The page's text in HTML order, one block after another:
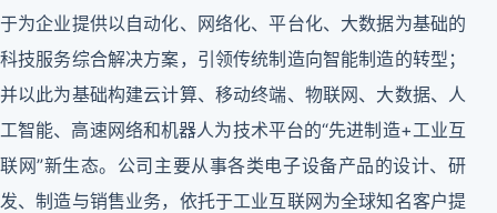
于为企业提供以自动化、网络化、平台化、大数据为基础的
科技服务综合解决方案，引领传统制造向智能制造的转型；
并以此为基础构建云计算、移动终端、物联网、大数据、人
工智能、高速网络和机器人为技术平台的“先进制造+工业互
联网”新生态。公司主要从事各类电子设备产品的设计、研
发、制造与销售业务，依托于工业互联网为全球知名客户提